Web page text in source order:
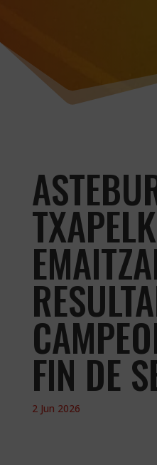
FIN DE
2 Jun 2026